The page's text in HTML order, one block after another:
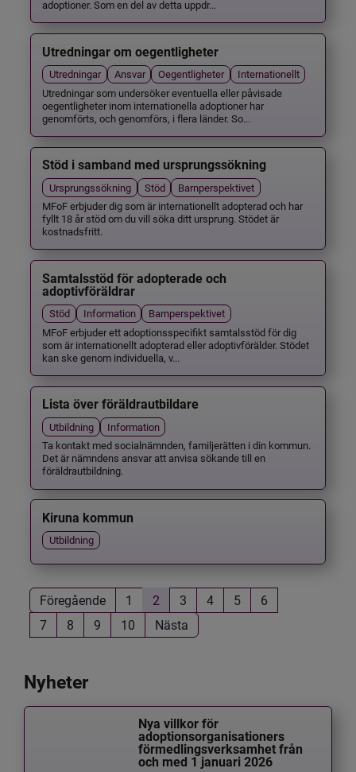
adoptioner. Som en del av detta uppdr...
Utredningar om oegentligheter
Utredningar Ansvar Oegentligheter
Internationellt
Utredningar som undersöker eventuella eller påvisade
oegentligheter inom internationella adoptioner har
genomförts, och genomförs, i flera länder. So...
Stöd i samband med ursprungssökning
Ursprungssökning Stöd
Barnperspektivet
MFoF erbjuder dig som är internationellt adopterad och har
fyllt 18 år stöd om du vill söka ditt ursprung. Stödet är
kostnadsfritt.
Samtalsstöd för adopterade och
adoptivföräldrar
Stöd Information
Barnperspektivet
MFoF erbjuder ett adoptionsspecifikt samtalsstöd för dig
som är internationellt adopterad eller adoptivförälder. Stödet
kan ske genom individuella, v...
Lista över föräldrautbildare
Utbildning
Information
Ta kontakt med socialnämnden, familjerätten i din kommun.
Det är nämndens ansvar att anvisa sökande till en
föräldrautbildning.
Kiruna kommun
Utbildning
Föregående 1 2 3 4 5
6
7
8 9 10 Nästa
Nyheter
Nya villkor för
adoptionsorganisationers
förmedlingsverksamhet från
och med 1 januari 2026